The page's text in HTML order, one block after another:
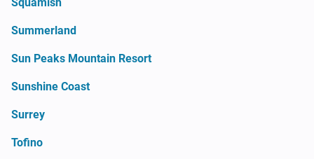
Summerland
Sun Peaks Mountain Resort
Sunshine Coast
Surrey
Tofino